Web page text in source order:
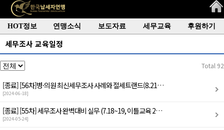
HOT정보 연맹소식 보도자료 세무교육 후원하기
세무조사 교육일정
Total 92
[종료][56차]병·의원 최신세무조사 사례와 절세트랜드(8.21…
[2024-06-18]
[종료][55차] 세무조사 완벽대비 실무 (7.18~19, 이틀교육 2…
[2024-05-24]